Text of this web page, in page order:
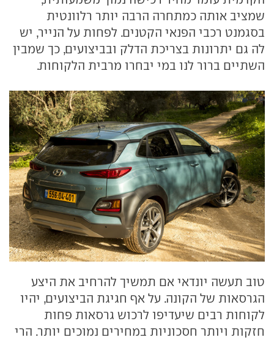
שמציב אותה כמתחרה הרבה יותר רלוונטית
בסגמנט רכבי הפנאי הקטנים. לפחות על הנייר, יש
לה גם יתרונות בצריכת הדלק ובביצועים, כך שמבין
השתיים ברור לנו במי יבחרו מרבית הלקוחות.
טוב תעשה יונדאי אם תמשיך להרחיב את היצע
הגרסאות של הקונה. על אף חגיגת הביצועים, יהיו
לקוחות רבים שיעדיפו לרכוש גרסאות פחות
חזקות ויותר חסכוניות במחירים נמוכים יותר. הרי